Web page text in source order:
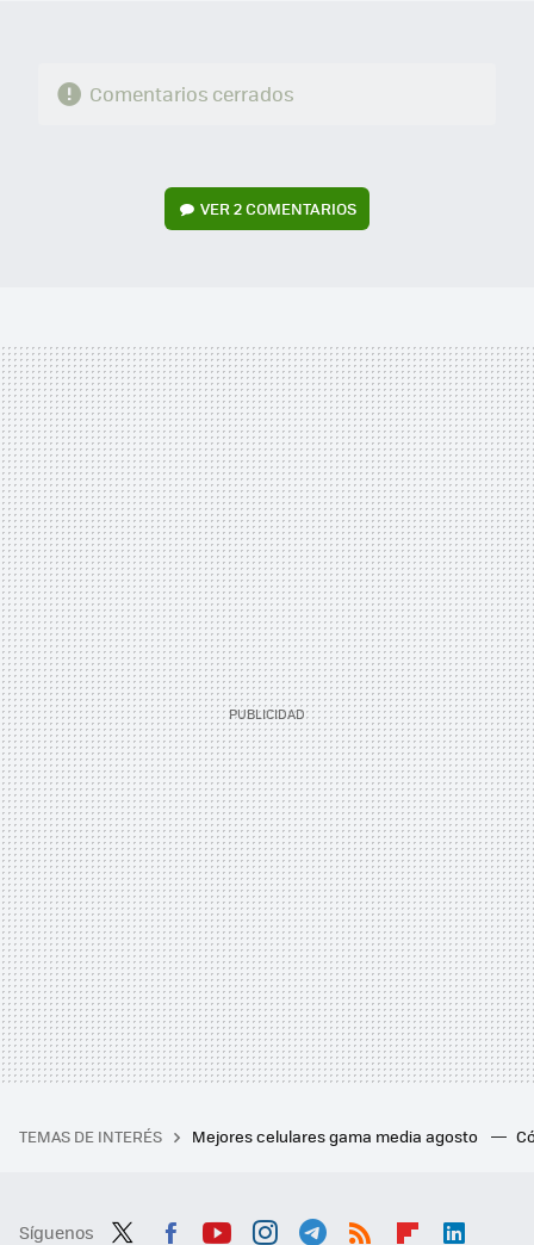
Comentarios cerrados
VER2 COMENTARIOS
TEMAS DE INTERÉS Mejores celulares gama media agosto
Síguenos